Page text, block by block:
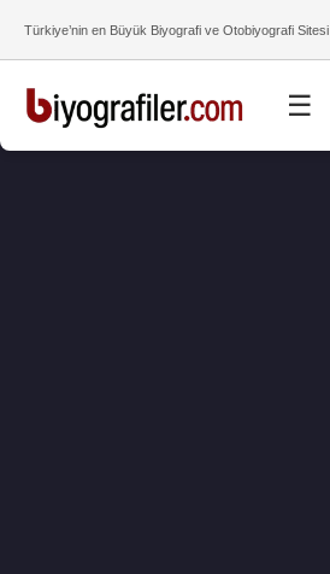
Türkiye’nin en Büyük Biyografi ve Otobiyografi Sitesi
☰